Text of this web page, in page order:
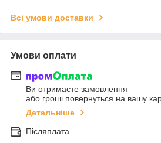
Всі умови доставки
Умови оплати
Ви отримаєте замовлення
або гроші повернуться на вашу
Детальніше
Післяплата